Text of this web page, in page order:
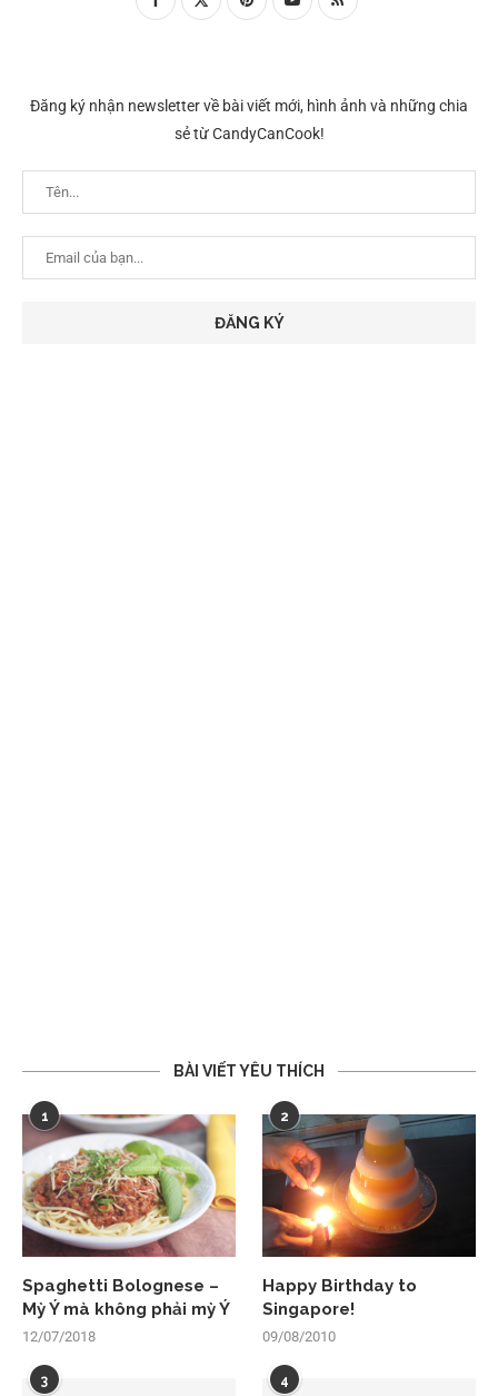
Đăng ký nhận newsletter về bài viết mới, hình ảnh và những chia
sẻ từ CandyCanCook!
BÀI VIẾT YÊU THÍCH
1
Spaghetti Bolognese –
Mỳ Ý mà không phải mỳ Ý
12/07/2018
2
Happy Birthday to
Singapore!
09/08/2010
3 4